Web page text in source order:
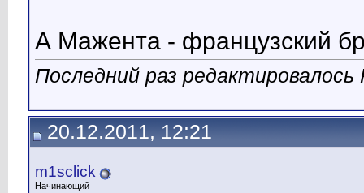
А Мажента - французский
Последний раз
20.12.2011, 12:21
m1sclick
Начинающий